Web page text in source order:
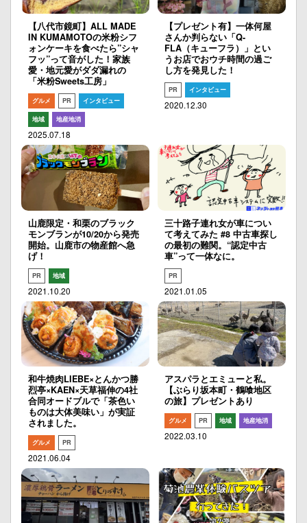
【八代市鏡町】ALL MADE
IN KUMAMOTOの米粉シフ
ォンケーキを食べたら”シャ
フッ”って音がした！家族
愛・地元愛がダダ漏れの
「米粉Sweets工房」
グルメ PR インタビュー
地域 地産地消
2025.07.18
【プレゼント有】一体何屋
さんか判らない「Q-
FLA（キューフラ）」とい
うお店でおウチ時間の過ご
し方を発見した！
PR インタビュー
2020.12.30
山鹿限定・和栗のブラック
モンブランが10/20から発売
開始。山鹿市の物産館へ急
げ！
PR 地域
2021.10.20
三十路子連れ女が車につい
て考えてみた #8 中古車探し
の最初の難関。“認定中古
車”って一体なに。
PR
2021.01.05
和牛焼肉LIEBE×とんかつ勝
烈亭×KAEN×天草福伸の4社
合同オードブルで「茶色い
ものは大体美味い」が実証
されました。
グルメ PR
2021.06.04
アスパラとエミューと私。
【ぶらり坂本町・鶴喰地区
の旅】プレゼントあり
グルメ PR 地域 地産地消
2022.03.10